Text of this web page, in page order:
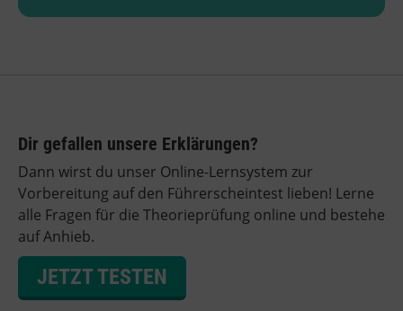
Dir gefallen unsere Erklärungen?
Dann wirst du unser Online-Lernsystem zur
Vorbereitung auf den Führerscheintest lieben! Lerne
alle Fragen für die Theorieprüfung online und bestehe
auf Anhieb.
JETZT TESTEN